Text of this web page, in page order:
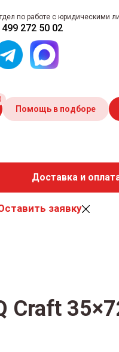
по работе с юридическими
499 272 50 02
Помощь в подборе
Доставка и
заявку
Craft